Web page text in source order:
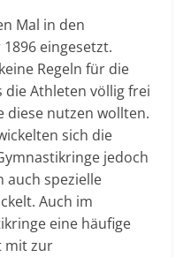
Mal in den
1896 eingesetzt.
Regeln für die
die Athleten völlig frei
diese nutzen wollten.
sich die
jedoch
auch spezielle
Auch im
eine häufige
mit zur